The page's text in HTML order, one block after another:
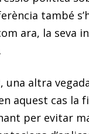
també
ara, la seva
una altra
aquest cas la
per evitar